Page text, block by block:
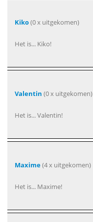
Kiko(0 x uitgekomen)
Het is... Kiko!
Valentin (0 x uitgekomen)
Het is... Valentin!
Maxime(4 x uitgekomen)
Het is... Maxime!